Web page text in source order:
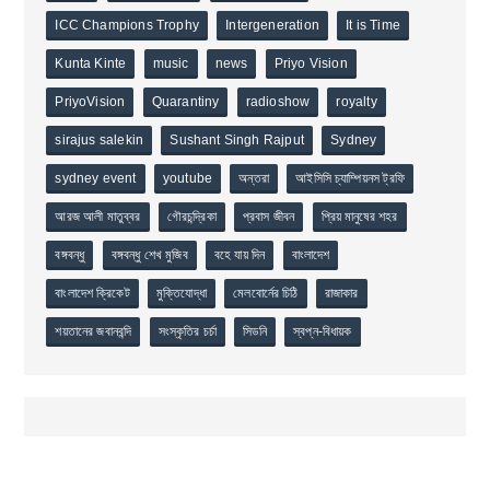
ICC Champions Trophy Intergeneration It is Time
Kunta Kinte music news Priyo Vision
PriyoVision Quarantiny radioshow royalty
sirajus salekin Sushant Singh Rajput Sydney
sydney event youtube অন্তরা আইসিসি চ্যাম্পিয়নস ট্রফি
আরজ আলী মাতুব্বর গৌরচন্দ্রিকা প্রবাস জীবন প্রিয় মানুষের শহর
বঙ্গবন্ধু বঙ্গবন্ধু শেখ মুজিব বহে যায় দিন বাংলাদেশ
বাংলাদেশ ক্রিকেট মুক্তিযোদ্ধা মেলবোর্নের চিঠি রাজাকার
শয়তানের জবানবন্দি সংস্কৃতির চর্চা সিডনি স্বপ্ন-বিধায়ক